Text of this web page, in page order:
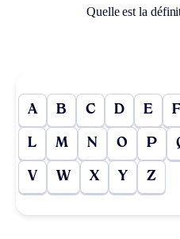
Quelle est la
A B C D E F
L M N O P
V W X Y Z